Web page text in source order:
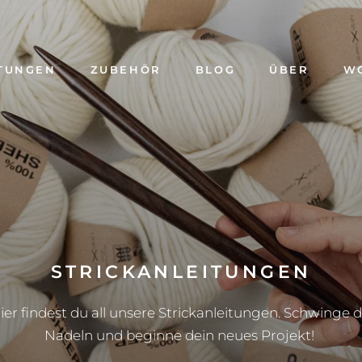
ZUBEHÖR BLOG
BLOG
ÜBER
ÜBER
STRICKANLEITUNGEN
findest du all unsere Strickanleitungen. Schwinge
Nadeln und beginne dein neues Projekt!